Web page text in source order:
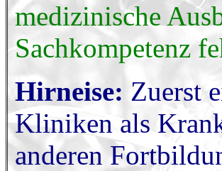
medizinische
Sachkompetenz
Hirneise: Zuerst
Kliniken als
anderen